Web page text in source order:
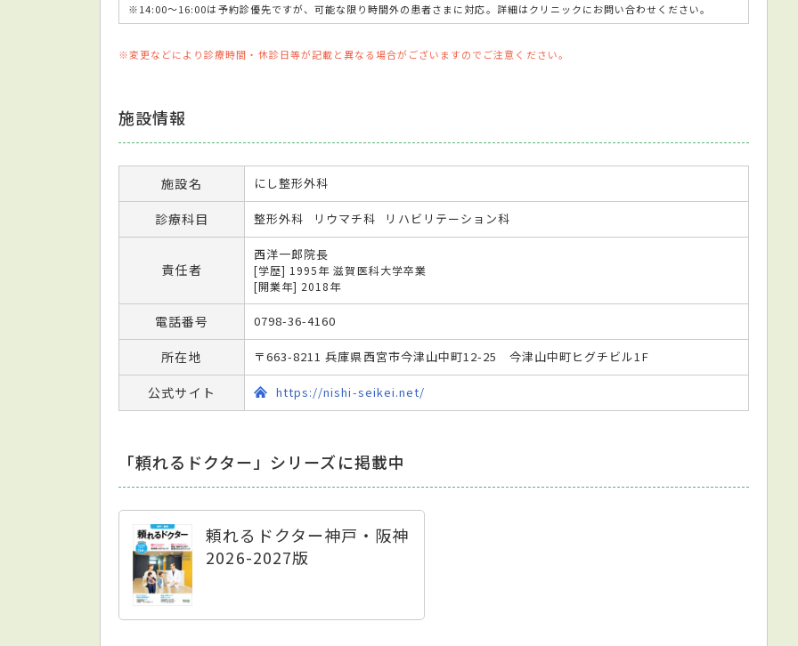
※14:00～16:00は予約診優先ですが、可能な限り時間外の患者さまに対応。詳細はクリニックにお問い合わせください。
※変更などにより診療時間・休診日等が記載と異なる場合がございますのでご注意ください。
施設情報
施設名 にし整形外科
診療科目 整形外科 リウマチ科 リハビリテーション科
責任者
西洋一郎院長
[学歴] 1995年 滋賀医科大学卒業
[開業年] 2018年
電話番号 0798-36-4160
所在地 〒663-8211 兵庫県西宮市今津山中町12-25 今津山中町ヒグチビル1F
公式サイト https://nishi-seikei.net/
「頼れるドクター」シリーズに掲載中
頼れるドクター神戸・阪神
2026-2027版